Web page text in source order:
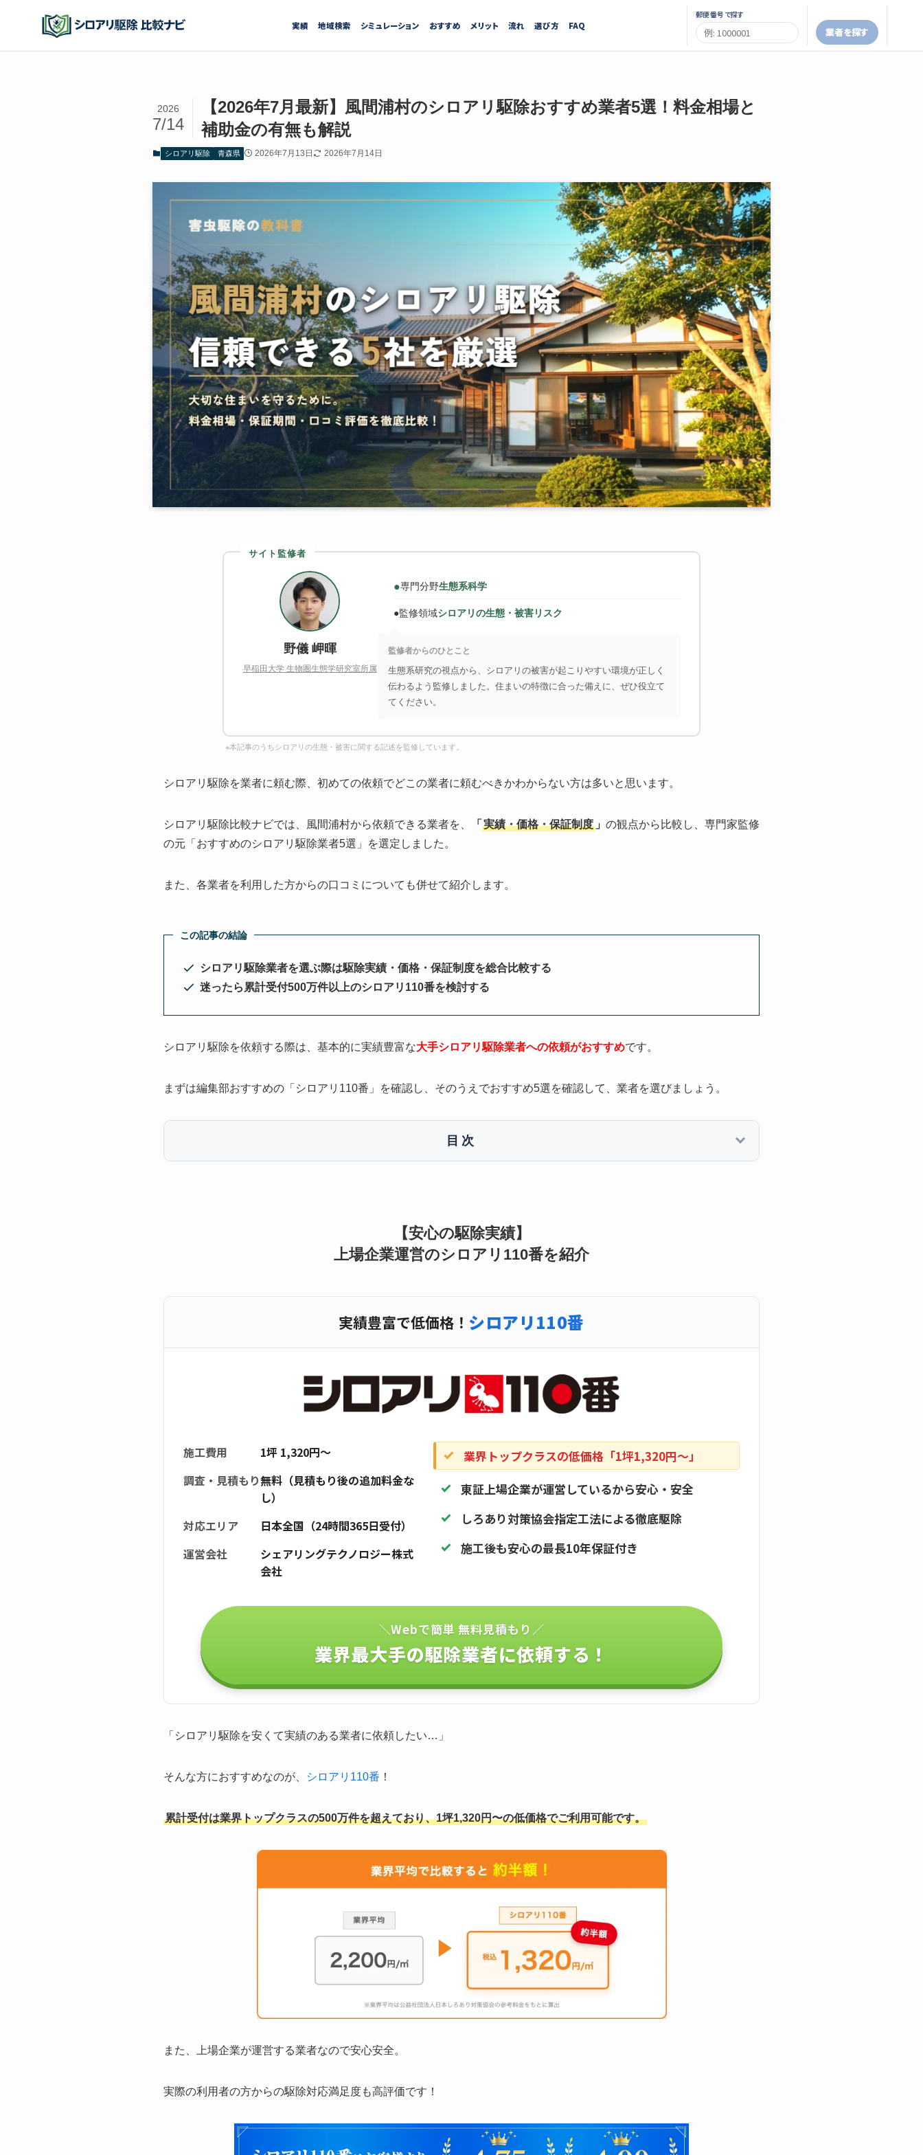
実績 地域検索 シミュレーション おすすめ メリット 流れ 選び方 FAQ
郵便番号で探す
業者を探す
【2026年7月最新】風間浦村のシロアリ駆除おすすめ業者5選！料金相場と
補助金の有無も解説
2026
7/14
シロアリ駆除 青森県 2026年7月13日 2026年7月14日
サイト監修者
野儀 岬暉
早稲田大学 生物圏生態学研究室所属
●専門分野生態系科学
●監修領域シロアリの生態・被害リスク
監修者からのひとこと
生態系研究の視点から、シロアリの被害が起こりやすい環境が正しく
伝わるよう監修しました。住まいの特徴に合った備えに、ぜひ役立て
てください。
※本記事のうちシロアリの生態・被害に関する記述を監修しています。
シロアリ駆除を業者に頼む際、初めての依頼でどこの業者に頼むべきかわからない方は多いと思います。
シロアリ駆除比較ナビでは、風間浦村から依頼できる業者を、 「 実績・価格・保証制度 」 の観点から比較し、専門家監修
の元「おすすめのシロアリ駆除業者5選」を選定しました。
また、各業者を利用した方からの口コミについても併せて紹介します。
この記事の結論
シロアリ駆除業者を選ぶ際は駆除実績・価格・保証制度を総合比較する
迷ったら累計受付500万件以上のシロアリ110番を検討する
シロアリ駆除を依頼する際は、基本的に実績豊富な大手シロアリ駆除業者への依頼がおすすめです。
まずは編集部おすすめの「シロアリ110番」を確認し、そのうえでおすすめ5選を確認して、業者を選びましょう。
目次
【安心の駆除実績】
上場企業運営のシロアリ110番を紹介
実績豊富で低価格！ シロアリ110番
施工費用
1坪 1,320円〜
調査・見積もり無料（見積もり後の追加料金な
し）
対応エリア
日本全国（24時間365日受付）
運営会社
シェアリングテクノロジー株式
会社
業界トップクラスの低価格「1坪1,320円〜」
東証上場企業が運営しているから安心・安全
しろあり対策協会指定工法による徹底駆除
施工後も安心の最長10年保証付き
＼Webで簡単 無料見積もり／
業界最大手の駆除業者に依頼する！
「シロアリ駆除を安くて実績のある業者に依頼したい…」
そんな方におすすめなのが、 シロアリ110番 ！
累計受付は業界トップクラスの500万件を超えており、1坪1,320円〜の低価格でご利用可能です。
また、上場企業が運営する業者なので安心安全。
実際の利用者の方からの駆除対応満足度も高評価です！